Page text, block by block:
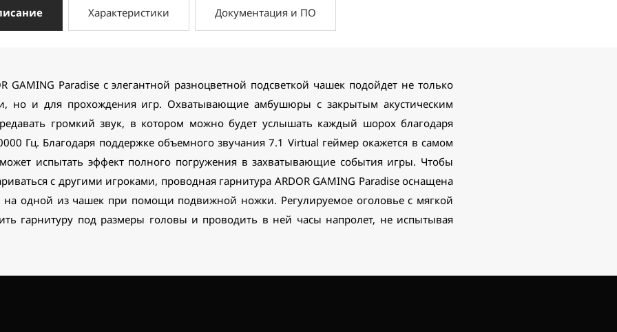
Характеристики Документация и ПО
GAMING Paradise с элегантной разноцветной подсветкой чашек подойдет не только
но и для прохождения игр. Охватывающие амбушюры с закрытым акустическим
громкий звук, в котором можно будет услышать каждый шорох благодаря
Гц. Благодаря поддержке объемного звучания 7.1 Virtual геймер окажется в самом
испытать эффект полного погружения в захватывающие события игры. Чтобы
с другими игроками, проводная гарнитура ARDOR GAMING Paradise оснащена
одной из чашек при помощи подвижной ножки. Регулируемое оголовье с мягкой
гарнитуру под размеры головы и проводить в ней часы напролет, не испытывая